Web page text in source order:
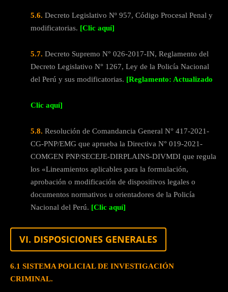
5.6. Decreto Legislativo Nº 957, Código Procesal Penal y
modificatorias. [Clic aquí]
5.7. Decreto Supremo N° 026-2017-IN, Reglamento del
Decreto Legislativo N° 1267, Ley de la Policía Nacional
del Perú y sus modificatorias. [Reglamento: Actualizado
Clic aquí]
5.8. Resolución de Comandancia General N° 417-2021-
CG-PNP/EMG que aprueba la Directiva N° 019-2021-
COMGEN PNP/SECEJE-DIRPLAINS-DIVMDI que regula
los «Lineamientos aplicables para la formulación,
aprobación o modificación de dispositivos legales o
documentos normativos u orientadores de la Policía
Nacional del Perú. [Clic aquí]
VI. DISPOSICIONES GENERALES
6.1 SISTEMA POLICIAL DE INVESTIGACIÓN
CRIMINAL.